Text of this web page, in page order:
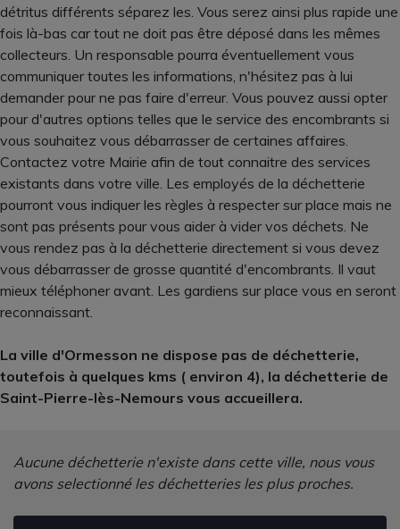
détritus différents séparez les. Vous serez ainsi plus rapide une
fois là-bas car tout ne doit pas être déposé dans les mêmes
collecteurs. Un responsable pourra éventuellement vous
communiquer toutes les informations, n'hésitez pas à lui
demander pour ne pas faire d'erreur. Vous pouvez aussi opter
pour d'autres options telles que le service des encombrants si
vous souhaitez vous débarrasser de certaines affaires.
Contactez votre Mairie afin de tout connaitre des services
existants dans votre ville. Les employés de la déchetterie
pourront vous indiquer les règles à respecter sur place mais ne
sont pas présents pour vous aider à vider vos déchets. Ne
vous rendez pas à la déchetterie directement si vous devez
vous débarrasser de grosse quantité d'encombrants. Il vaut
mieux téléphoner avant. Les gardiens sur place vous en seront
reconnaissant.
La ville d'Ormesson ne dispose pas de déchetterie,
toutefois à quelques kms ( environ 4), la déchetterie de
Saint-Pierre-lès-Nemours vous accueillera.
Aucune déchetterie n'existe dans cette ville, nous vous
avons selectionné les déchetteries les plus proches.